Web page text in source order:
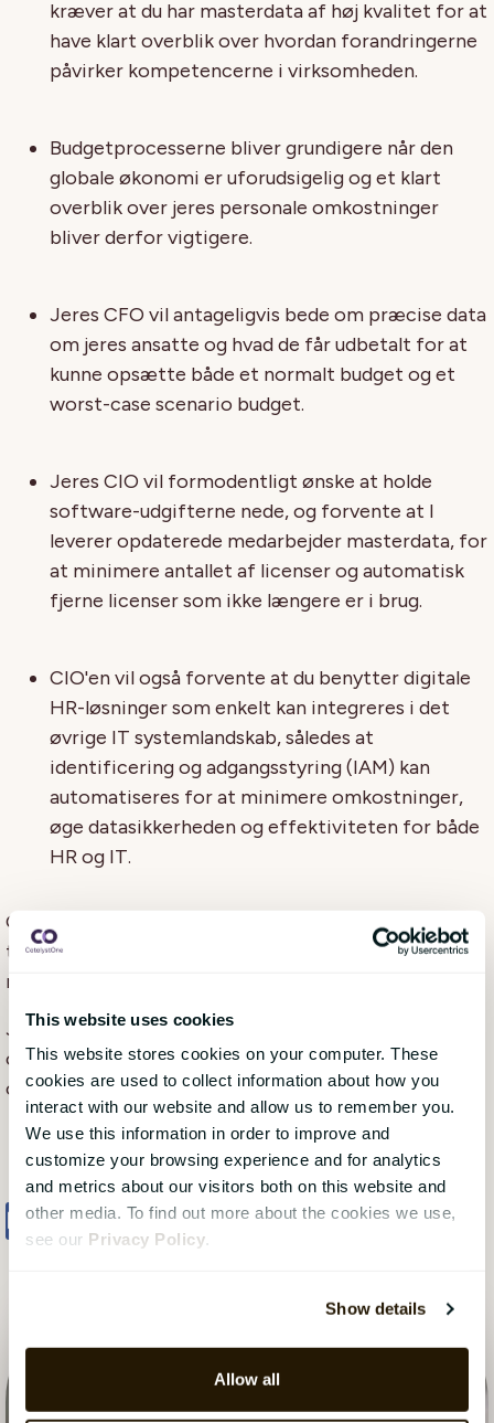
This website uses cookies
This website stores cookies on your computer. These
cookies are used to collect information about how you
interact with our website and allow us to remember you.
We use this information in order to improve and
customize your browsing experience and for analytics
and metrics about our visitors both on this website and
other media. To find out more about the cookies we use,
see our Privacy Policy.
Show details
Allow all
kræver at du har masterdata af høj kvalitet for at
have klart overblik over hvordan forandringerne
påvirker kompetencerne i virksomheden.
Budgetprocesserne bliver grundigere når den
globale økonomi er uforudsigelig og et klart
overblik over jeres personale omkostninger
bliver derfor vigtigere.
Jeres CFO vil antageligvis bede om præcise data
om jeres ansatte og hvad de får udbetalt for at
kunne opsætte både et normalt budget og et
worst-case scenario budget.
Jeres CIO vil formodentligt ønske at holde
software-udgifterne nede, og forvente at I
leverer opdaterede medarbejder masterdata, for
at minimere antallet af licenser og automatisk
fjerne licenser som ikke længere er i brug.
CIO'en vil også forvente at du benytter digitale
HR-løsninger som enkelt kan integreres i det
øvrige IT systemlandskab, således at
identificering og adgangsstyring (IAM) kan
automatiseres for at minimere omkostninger,
øge datasikkerheden og effektiviteten for både
HR og IT.
Generelt er jeg overbevist om at HR (og HR-
teknologi) kommer til at spille en endnu vigtigere
rolle i 2023 end i 2022.
Jeg ønsker dig held og lykke med disse udfordrende
opgaver og håber du og din organisation får et godt
og fremgangsrigt år. Godt nyt år!
Share Tweet Share